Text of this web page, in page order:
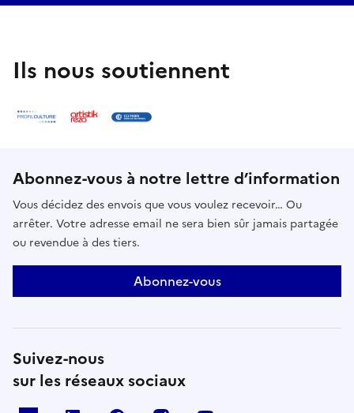
Ils nous soutiennent
Abonnez-vous à notre lettre d’information
Vous décidez des envois que vous voulez recevoir… Ou
arrêter. Votre adresse email ne sera bien sûr jamais partagée
ou revendue à des tiers.
Abonnez-vous
Suivez-nous
sur les réseaux sociaux